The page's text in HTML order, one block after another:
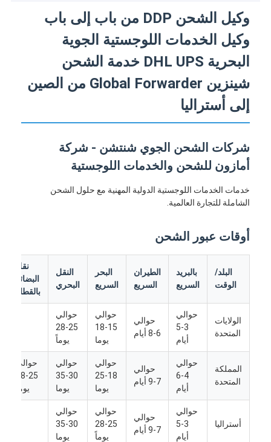
وكيل الشحن DDP من باب إلى باب
وكيل الخدمات اللوجستية الجوية
البحرية DHL UPS خدمة الشحن
شينزين Global Forwarder من الصين
إلى أستراليا
شركات الشحن الجوي شنتشن - شركة
أمازون للشحن والخدمات اللوجستية
خدمات الخدمات اللوجستية الدولية المهنية مع حلول الشحن
الشاملة للتجارة العالمية.
أوقات عبور الشحن
البلد/
الوقت
بالبريد
السريع
الطيران
السريع
البحر
السريع
النقل
البحري
نقل
البضائع
بالقطار
الولايات
المتحدة
حوالي
3-5
أيام
حوالي
6-8 أيام
حوالي
15-18
يوما
حوالي
25-28
يوماً
المملكة
المتحدة
حوالي
4-6
أيام
حوالي
7-9 أيام
حوالي
18-25
يوما
حوالي
30-35
يوما
حوالي
25-28
يوماً
أستراليا
حوالي
3-5
أيام
حوالي
7-9 أيام
حوالي
25-28
يوماً
حوالي
30-35
يوما